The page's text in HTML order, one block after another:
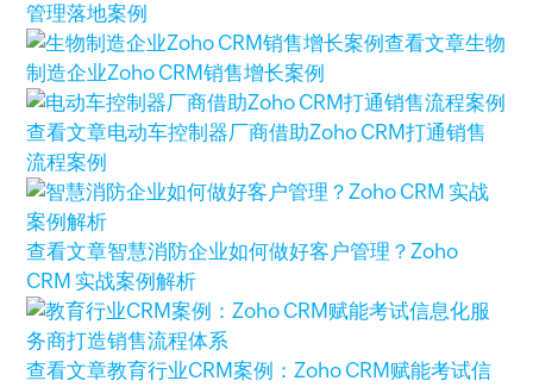
管理落地案例
查看文章生物
制造企业Zoho CRM销售增长案例
查看文章电动车控制器厂商借助Zoho CRM打通销售
流程案例
查看文章智慧消防企业如何做好客户管理？Zoho
CRM 实战案例解析
查看文章教育行业CRM案例：Zoho CRM赋能考试信